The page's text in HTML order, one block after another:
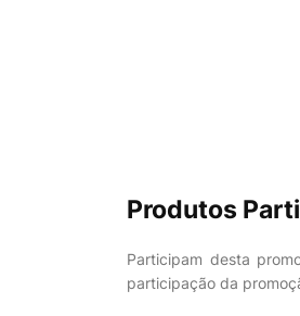
Produtos
Participam desta
participação da